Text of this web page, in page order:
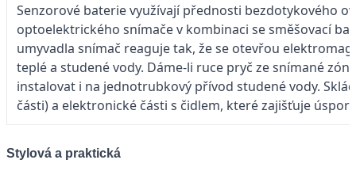
Senzorové baterie využívají přednosti bezdotykového
optoelektrického snímače v kombinaci se směšovací
umyvadla snímač reaguje tak, že se otevřou
teplé a studené vody. Dáme-li ruce pryč ze snímané
instalovat i na jednotrubkový přívod studené vody.
části) a elektronické části s čidlem, které zajišťuje
Stylová a praktická